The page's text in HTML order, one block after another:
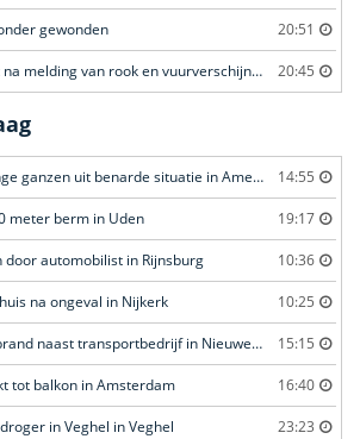
gewonden 20:51
Brand in stoel ontdekt na melding van rook en vuurverschijnselen in portiekflat 20:45
Brandweer redt jonge ganzen uit benarde situatie in Amersfoort 14:55
meter berm in Uden 19:17
door automobilist in Rijnsburg 10:36
na ongeval in Nijkerk 10:25
Groot stuk gras in brand naast transportbedrijf in Nieuwegein 15:15
tot balkon in Amsterdam 16:40
in Veghel in Veghel 23:23